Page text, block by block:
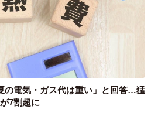
の電気・ガス代は重い」と回答…猛
7割超に